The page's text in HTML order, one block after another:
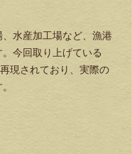
水産加工場など、漁港
今回取り上げている
現されており、実際の